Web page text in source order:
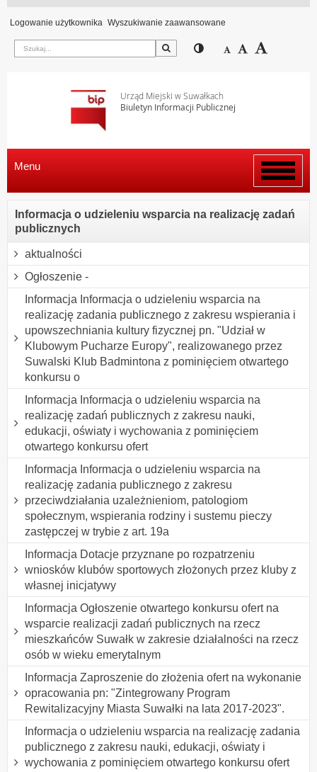
Logowanie użytkownika Wyszukiwanie zaawansowane
Szukaj Przełącz pomiędzy
Zmniejsz
Domyślny
Urząd Miejski w Suwałkach
Biuletyn Informacji Publicznej
Włącz
menu
Menu
Informacja o udzieleniu wsparcia na realizację zadań
publicznych
aktualności
Ogłoszenie -
Informacja Informacja o udzieleniu wsparcia na
realizację zadania publicznego z zakresu wspierania i
upowszechniania kultury fizycznej pn. "Udział w
Klubowym Pucharze Europy", realizowanego przez
Suwalski Klub Badmintona z pominięciem otwartego
konkursu o
Informacja Informacja o udzieleniu wsparcia na
realizację zadań publicznych z zakresu nauki,
edukacji, oświaty i wychowania z pominięciem
otwartego konkursu ofert
Informacja Informacja o udzieleniu wsparcia na
realizację zadania publicznego z zakresu
przeciwdziałania uzależnieniom, patologiom
społecznym, wspierania rodziny i sustemu pieczy
zastępczej w trybie z art. 19a
Informacja Dotacje przyznane po rozpatrzeniu
wniosków klubów sportowych złożonych przez kluby z
własnej inicjatywy
Informacja Ogłoszenie otwartego konkursu ofert na
wsparcie realizacji zadań publicznych na rzecz
mieszkańców Suwałk w zakresie działalności na rzecz
osób w wieku emerytalnym
Informacja Zaproszenie do złożenia ofert na wykonanie
opracowania pn: "Zintegrowany Program
Rewitalizacyjny Miasta Suwałki na lata 2017-2023".
Informacja o udzieleniu wsparcia na realizację zadania
publicznego z zakresu nauki, edukacji, oświaty i
wychowania z pominięciem otwartego konkursu ofert